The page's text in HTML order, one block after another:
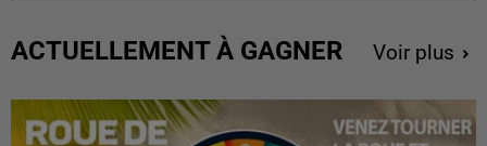
ACTUELLEMENT À GAGNER Voir plus